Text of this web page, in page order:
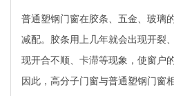
普通塑钢门窗在胶条、五金、玻璃
减配。胶条用上几年就会出现开裂
现开合不顺、卡滞等现象，使窗户
因此，高分子门窗与普通塑钢门窗